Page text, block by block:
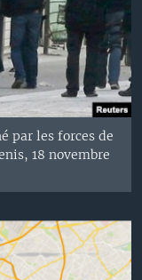
par les forces de
18 novembre